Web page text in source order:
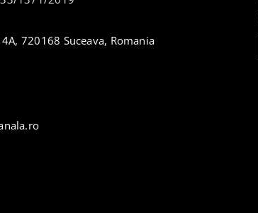
720168 Suceava, Romania